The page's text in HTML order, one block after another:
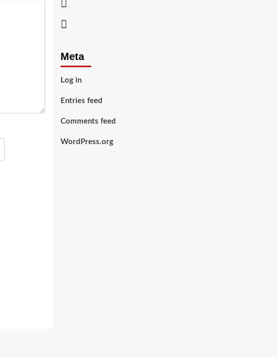
Meta
Log in
Entries feed
Comments feed
WordPress.org